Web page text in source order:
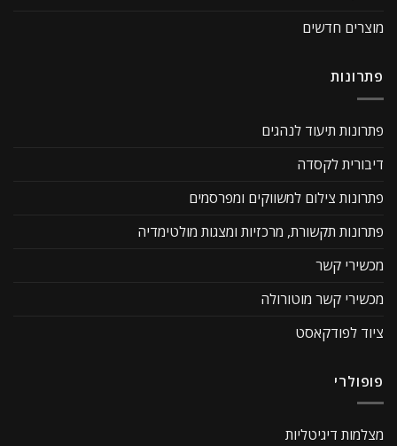
מוצרים חדשים
פתרונות
פתרונות תיעוד לנהגים
דיבורית לקסדה
פתרונות צילום למשווקים ומפרסמים
פתרונות תקשורת, מרכזיות ומצגות מולטימדיה
מכשירי קשר
מכשירי קשר מוטורולה
ציוד לפודקאסט
פופולרי
מצלמות דיגיטליות